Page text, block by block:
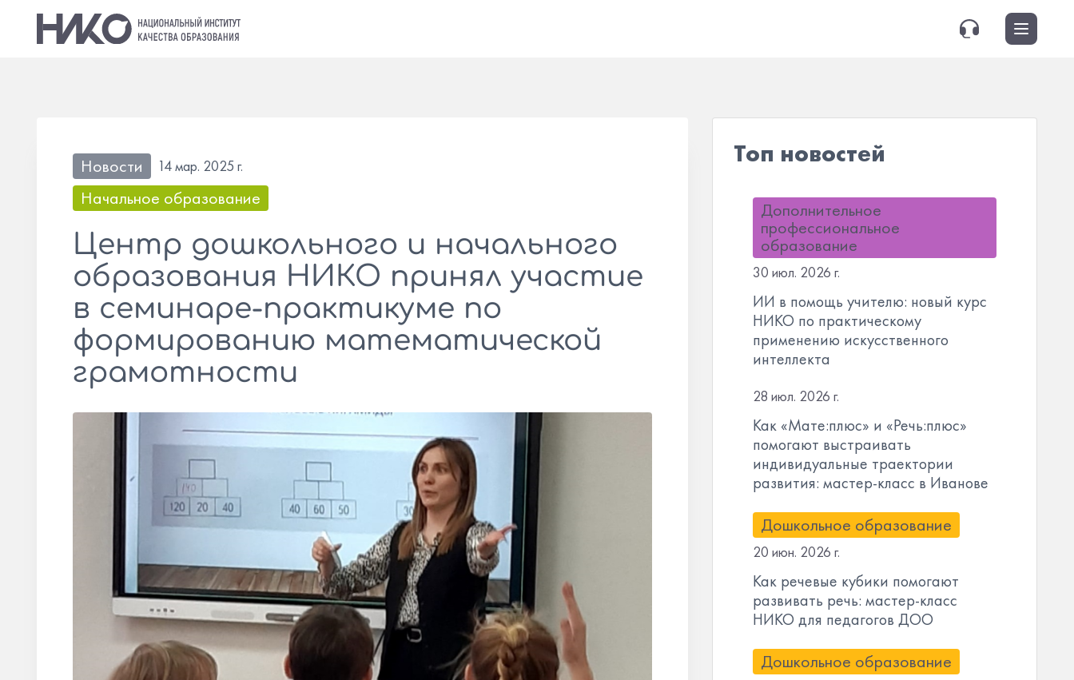
Новости 14 мар. 2025 г.
Начальное образование
Центр дошкольного и начального
образования НИКО принял участие
в семинаре-практикуме по
формированию математической
грамотности
Топ новостей
Дополнительное
профессиональное
образование
30 июл. 2026 г.
ИИ в помощь учителю: новый курс
НИКО по практическому
применению искусственного
интеллекта
28 июл. 2026 г.
Как «Мате:плюс» и «Речь:плюс»
помогают выстраивать
индивидуальные траектории
развития: мастер-класс в Иванове
Дошкольное образование
20 июн. 2026 г.
Как речевые кубики помогают
развивать речь: мастер-класс
НИКО для педагогов ДОО
Дошкольное образование